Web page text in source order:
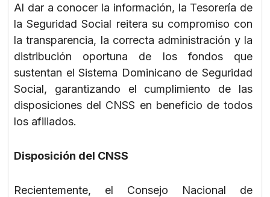
Al dar a conocer la información, la Tesorería de
la Seguridad Social reitera su compromiso con
la transparencia, la correcta administración y la
distribución oportuna de los fondos que
sustentan el Sistema Dominicano de Seguridad
Social, garantizando el cumplimiento de las
disposiciones del CNSS en beneficio de todos
los afiliados.
Disposición del CNSS
Recientemente, el Consejo Nacional de